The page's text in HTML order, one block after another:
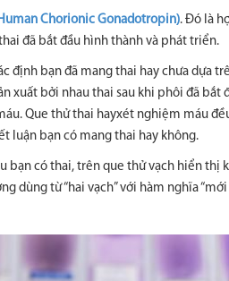
Chorionic Gonadotropin). Đó là
đã bắt đầu hình thành và phát triển.
định bạn đã mang thai hay chưa dựa
xuất bởi nhau thai sau khi phôi đã bắt
Que thử thai hayxét nghiệm máu
luận bạn có mang thai hay không.
bạn có thai, trên que thử vạch hiển thị
dùng từ “hai vạch” với hàm nghĩa